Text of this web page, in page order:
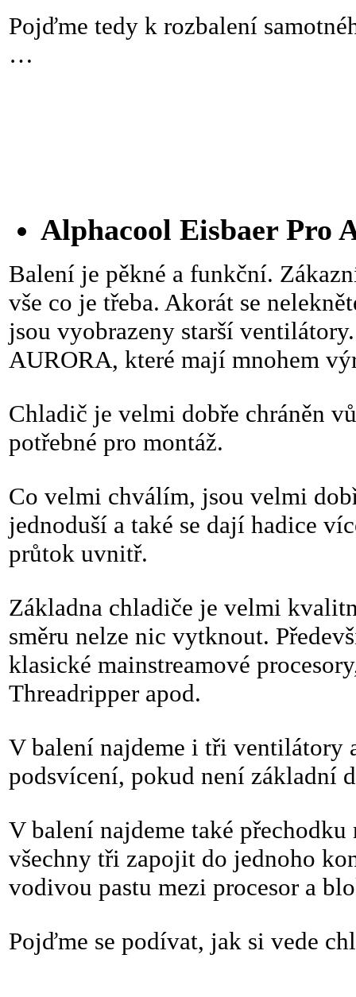
Pojďme tedy k rozbalení
…
Alphacool Eisbaer Pro
Balení je pěkné a funkční.
vše co je třeba. Akorát se
jsou vyobrazeny starší
AURORA, které mají mnohem
Chladič je velmi dobře chráněn
potřebné pro montáž.
Co velmi chválím, jsou velmi
jednoduší a také se dají hadice
průtok uvnitř.
Základna chladiče je velmi
směru nelze nic vytknout.
klasické mainstreamové
Threadripper apod.
V balení najdeme i tři ventilátory
podsvícení, pokud není základní
V balení najdeme také
všechny tři zapojit do jednoho
vodivou pastu mezi procesor a
Pojďme se podívat, jak si vede